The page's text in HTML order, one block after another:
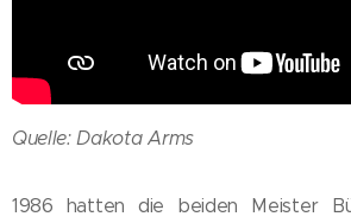
Quelle: Dakota Arms
1986 hatten die beiden Meister